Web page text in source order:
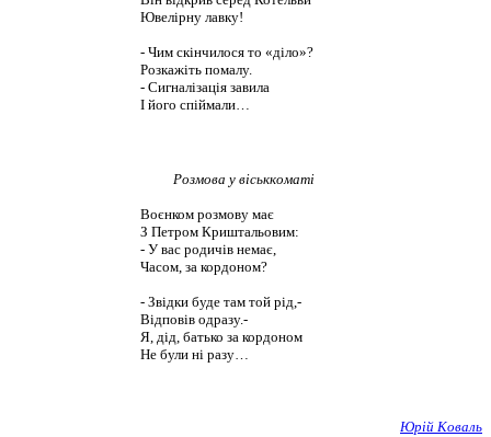
Ювелірну лавку!
- Чим скінчилося то «діло»?
Розкажіть помалу.
- Сигналізація завила
І його спіймали…
Розмова у віськкоматі
Воєнком розмову має
З Петром Криштальовим:
- У вас родичів немає,
Часом, за кордоном?
- Звідки буде там той рід,-
Відповів одразу.-
Я, дід, батько за кордоном
Не були ні разу…
Юрій Коваль